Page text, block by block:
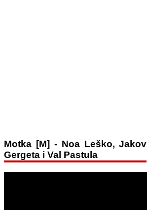
Motka [M] - Noa Leško, Jakov
Gergeta i Val Pastula